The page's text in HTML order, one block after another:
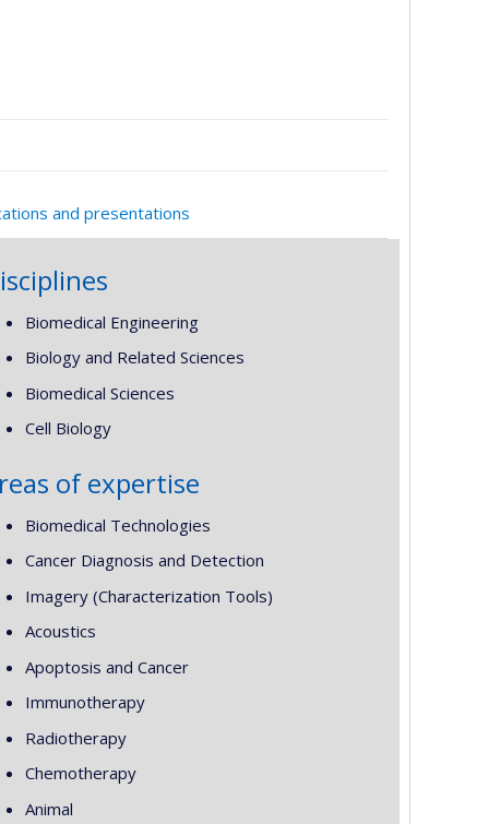
and presentations
Biomedical Engineering
Biology and Related Sciences
Biomedical Sciences
Cell Biology
of expertise
Biomedical Technologies
Cancer Diagnosis and Detection
Imagery (Characterization Tools)
Acoustics
Apoptosis and Cancer
Immunotherapy
Radiotherapy
Chemotherapy
Animal